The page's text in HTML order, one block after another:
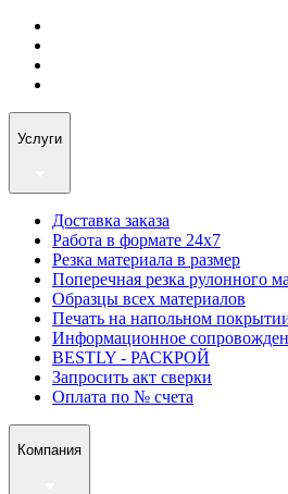
Услуги
Доставка заказа
Работа в формате 24х7
Резка материала в размер
Поперечная резка рулонного
Образцы всех материалов
Печать на напольном
Информационное
BESTLY - РАСКРОЙ
Запросить акт сверки
Оплата по № счета
Компания